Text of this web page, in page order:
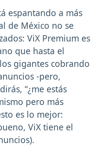
espantando a más
de México no se
ViX Premium es
que hasta el
gigantes cobrando
-pero,
“¿me estás
pero más
es lo mejor:
ViX tiene el